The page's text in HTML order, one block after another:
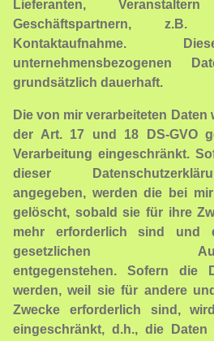
Lieferanten,
Geschäftspartnern,
Kontaktaufnahme.
unternehmensbezogenen
grundsätzlich dauerhaft.
Die von mir verarbeiteten Daten
der Art. 17 und 18 DS-GVO
Verarbeitung eingeschränkt.
dieser
angegeben, werden die bei
gelöscht, sobald sie für ihre
mehr erforderlich sind und
gesetzlichen
entgegenstehen. Sofern die
werden, weil sie für andere
Zwecke erforderlich sind,
eingeschränkt, d.h., die